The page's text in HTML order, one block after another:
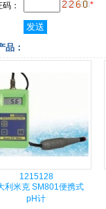
：
*
品：
1215128
利米克 SM801便携式
pH计